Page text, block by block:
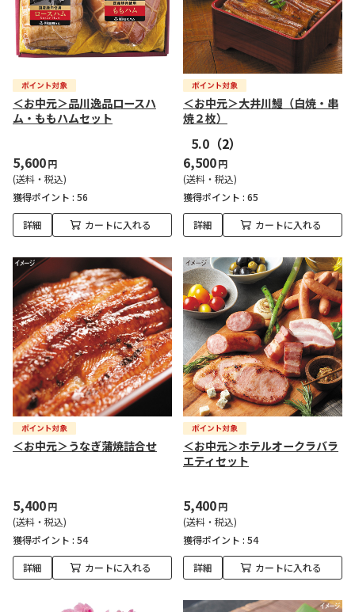
＜お中元＞品川逸品ロースハ
ム・ももハムセット
5,600円
(送料・税込)
獲得ポイント : 56
詳細 カートに入れる
＜お中元＞大井川鰻（白焼・串
焼２枚）
5.0 （2）
6,500円
(送料・税込)
獲得ポイント : 65
詳細 カートに入れる
＜お中元＞うなぎ蒲焼詰合せ
5,400円
(送料・税込)
獲得ポイント : 54
詳細 カートに入れる
＜お中元＞ホテルオークラバラ
エティセット
5,400円
(送料・税込)
獲得ポイント : 54
詳細 カートに入れる